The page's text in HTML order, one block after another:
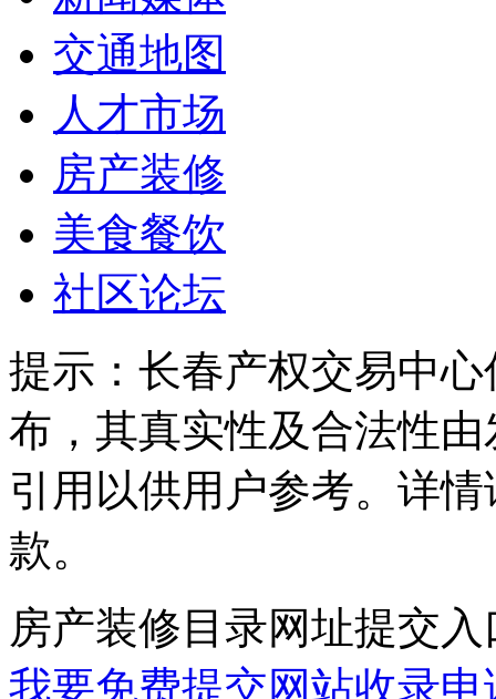
交通地图
人才市场
房产装修
美食餐饮
社区论坛
提示： 长春产权交易中
布，其真实性及合法性
引用以供用户参考。详
款。
房产装修目录网址提交入
我要免费提交网站收录申